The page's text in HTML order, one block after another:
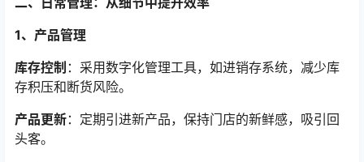
1、产品管理
库存控制 ：采用数字化管理工具，如进销存系统，减少库
存积压和断货风险。
产品更新：定期引进新产品，保持门店的新鲜感，吸引回
头客。